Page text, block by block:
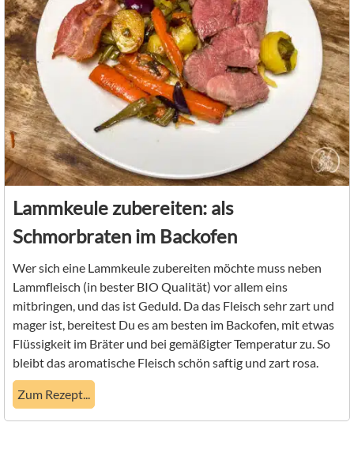
Lammkeule zubereiten: als
Schmorbraten im Backofen
Wer sich eine Lammkeule zubereiten möchte muss neben
Lammfleisch (in bester BIO Qualität) vor allem eins
mitbringen, und das ist Geduld. Da das Fleisch sehr zart und
mager ist, bereitest Du es am besten im Backofen, mit etwas
Flüssigkeit im Bräter und bei gemäßigter Temperatur zu. So
bleibt das aromatische Fleisch schön saftig und zart rosa.
Zum Rezept...